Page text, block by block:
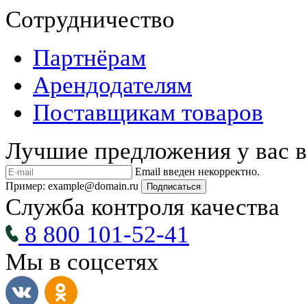
Сотрудничество
Партнёрам
Арендодателям
Поставщикам товаров
Лучшие предложения у вас
Email введен некорректно.
Пример: example@domain.ru
Подписаться
Служба контроля качества
8 800 101-52-41
Мы в соцсетях